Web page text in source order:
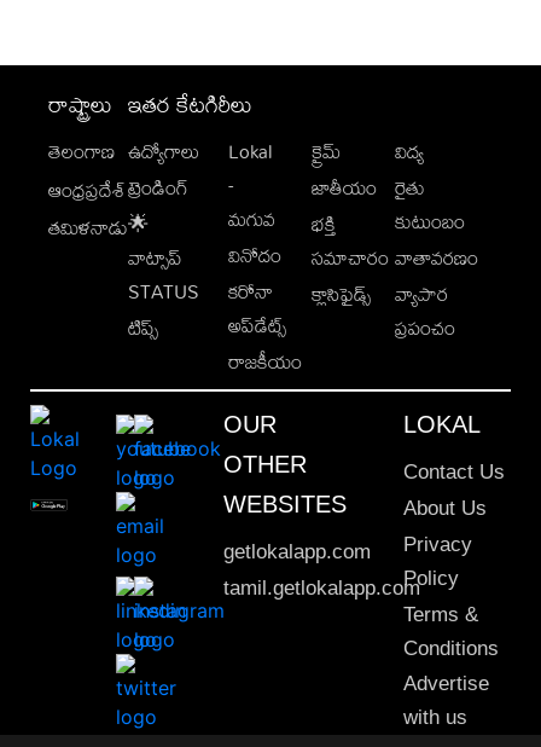
రాష్ట్రాలు
తెలంగాణ
ఆంధ్రప్రదేశ్
తమిళనాడు
ఇతర కేటగిరీలు
ఉద్యోగాలు
ట్రెండింగ్
🌟
వాట్సాప్
STATUS
టిప్స్
Lokal
-
మగువ
వినోదం
కరోనా
అప్‌డేట్స్
రాజకీయం
క్రైమ్
జాతీయం
భక్తి
సమాచారం
క్లాసిఫైడ్స్
విద్య
రైతు
కుటుంబం
వాతావరణం
వ్యాపార
ప్రపంచం
OUR
OTHER
WEBSITES
getlokalapp.com
tamil.getlokalapp.com
LOKAL
Contact Us
About Us
Privacy
Policy
Terms &
Conditions
Advertise
with us